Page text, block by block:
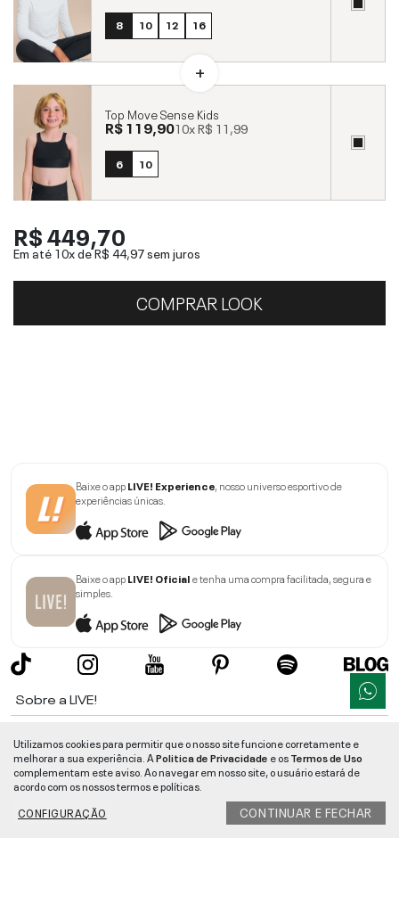
8 10 12 16
Top Move Sense Kids
R$ 119,9010xR$ 11,99
6 10
R$ 449,70
Em até 10x deR$ 44,97sem juros
COMPRAR LOOK
Baixe o appLIVE! Experience, nosso universo esportivo de
experiências únicas.
Baixe o appLIVE! Oficiale tenha uma compra facilitada, segura e
simples.
Sobre a LIVE!
Informações
Utilizamos cookies para permitir que o nosso site funcione corretamente e
melhorar a sua experiência. APolitica de Privacidade e osTermos de Uso
complementam este aviso. Ao navegar em nosso site, o usuário estará de
acordo com os nossos termos e políticas.
CONFIGURAÇÃO
CONTINUAR E FECHAR